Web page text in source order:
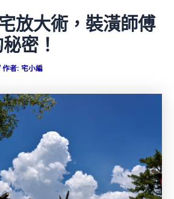
放大術，裝潢師傅
密！
作者: 宅小編